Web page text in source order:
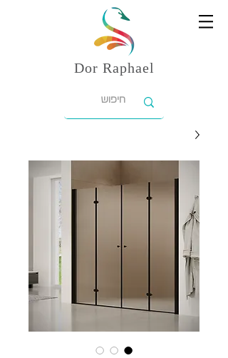
Dor Raphael